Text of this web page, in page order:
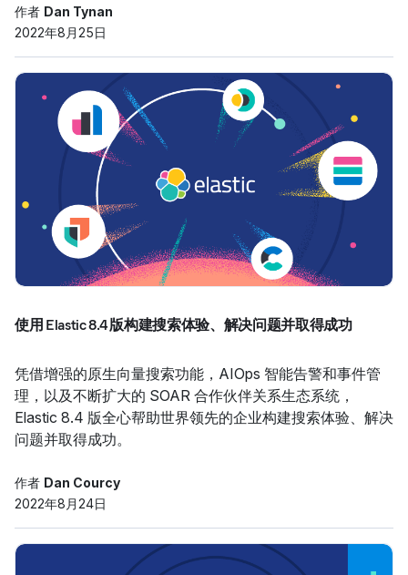
作者 Dan Tynan
2022年8月25日
使用 Elastic 8.4 版构建搜索体验、解决问题并取得成功
凭借增强的原生向量搜索功能，AIOps 智能告警和事件管
理，以及不断扩大的 SOAR 合作伙伴关系生态系统，
Elastic 8.4 版全心帮助世界领先的企业构建搜索体验、解决
问题并取得成功。
作者 Dan Courcy
2022年8月24日